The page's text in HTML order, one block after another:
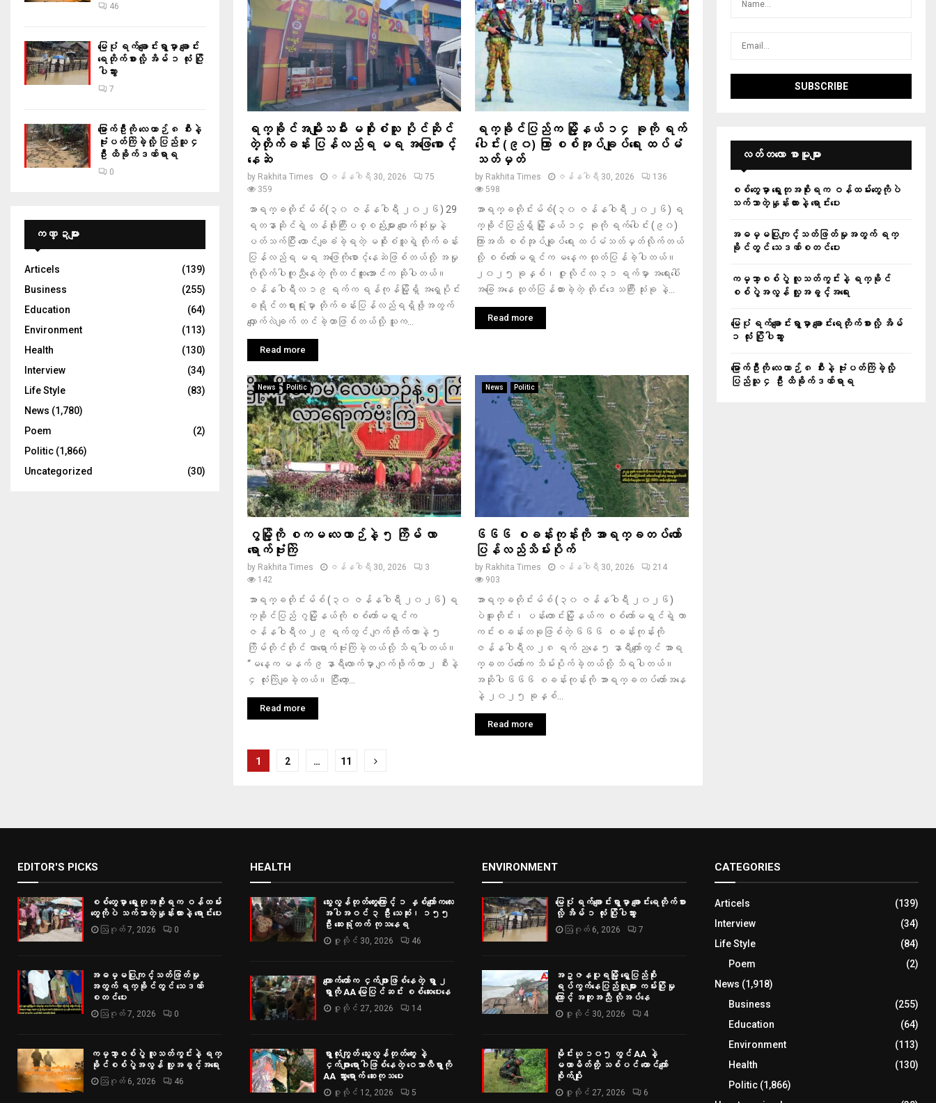
ရက္ခိုင်အမျိုးသမီး မစိုးစံသူ ပိုင်ဆိုင်
တဲ့တိုက်ခန်း ပြန်လည်ရ မရ အဖြေစောင့်
နေဆဲ
by Rakhita Times ဇန်နဝါရီ 30, 2026
75
359
အာရက္ခတိုင်းမ်စ်(၃၀ ဇန်နဝါရီ ၂၀၂၆) 29
ရတနာဆိုင်ရဲ့ တန်ဖိုးကြီးပစ္စည်းများ ပျောက်ဆုံးမှုနဲ့
ပတ်သက်ပြီး ထောင်ချခံခဲ့ရတဲ့ မစိုးစံသူရဲ့ တိုက်ခန်း
ပြန်လည်ရ မရ အဖြေကိုစောင့်နေဆဲဖြစ်တယ်လို့ အမှု
ကိုလိုက်ပါကူညီနေတဲ့ ကိုတင်ထူးအောင်က ဆိုပါတယ်။
ဇန်နဝါရီလ ၁၉ ရက်က ရန်ကုန်မြို့ရှိ အရှေ့ပိုင်း
ခရိုင်တရားရုံးမှာ တိုက်ခန်းပြန်လည်ရရှိဖို့အတွက်
လျှောက်လဲချက် တင်ခဲ့တာဖြစ်တယ်လို့ သူက...
Read more
ရက္ခိုင်ပြည်က မြို့နယ် ၁၄ ခုကို ရက်
ပေါင်း (၉၀) ကြာ စစ်အုပ်ချုပ်ရေး ထပ်မံ
သတ်မှတ်
by Rakhita Times ဇန်နဝါရီ 30, 2026
136
598
အာရက္ခတိုင်းမ်စ်(၃၀ ဇန်နဝါရီ ၂၀၂၆) ရ
က္ခိုင်ပြည်ရှိ မြို့နယ် ၁၄ ခုကို ရက်ပေါင်း (၉၀)
ကြာအထိ စစ်အုပ်ချုပ်ရေး ထပ်မံသတ်မှတ်လိုက်တယ်
လို့ စစ်ကော်မရှင်က မနေ့က ထုတ်ပြန်ခဲ့ပါတယ်။
၂၀၂၅ ခုနှစ်၊ ဇူလိုင်လ ၃၁ ရက်မှာ အရေးပေါ်
အခြေအနေ ထုတ်ပြန်ထားခဲ့တဲ့ တိုင်းဒေသကြီး သုံးခု နဲ့...
Read more
News Politic
ဂွမြို့ကို စကမ လေယာဉ်နဲ့ ၅ ကြိမ် လာ
ရောက်ဗုံးကြဲ
by Rakhita Times ဇန်နဝါရီ 30, 2026
3
142
အာရက္ခတိုင်းမ်စ် (၃၀ ဇန်နဝါရီ ၂၀၂၆) ရ
က္ခိုင်ပြည် ဂွမြို့နယ်ကို စစ်ကော်မရှင်က
ဇန်နဝါရီလ ၂၉ ရက်တွင် ဂျက်ဖိုက်တာနဲ့ ၅
ကြိမ်တိုင်တိုင် လာရောက်ဗုံးကြဲခဲ့တယ်လို့ သိရပါတယ်။
“မနေ့က မနက် ၉ နာရီလောက်မှာ ဂျက်ဖိုက်တာ ၂ စီးနဲ့
၄ လုံးကြဲချခဲ့တယ်။ ပြီးတော့...
Read more
News Politic
၆၆၆ စခန်းကုန်းကို အာရက္ခတပ်တော်
ပြန်လည်သိမ်းပိုက်
by Rakhita Times ဇန်နဝါရီ 30, 2026
214
903
အာရက္ခတိုင်းမ်စ် (၃၀ ဇန်နဝါရီ ၂၀၂၆)
ပဲခူးတိုင်း၊ ပန်းတောင်းမြို့နယ်က စစ်ကော်မရှင်ရဲ့ ကာ
ကင်းစခန်းတခုဖြစ်တဲ့ ၆၆၆ စခန်းကုန်းကို
ဇန်နဝါရီလ ၂၈ ရက် ညနေ ၅ နာရီကျော်တွင် အာရ
က္ခတပ်တော်က သိမ်းပိုက်ခဲ့တယ်လို့ သိရပါတယ်။
အဆိုပါ ၆၆၆ စခန်းကုန်းကို အာရက္ခတပ်တော်အနေ
နဲ့ ၂၀၂၅ ခုနှစ်...
Read more
ပို့
ခွဲ
ခြင်း
1 2 … 11
46
မြေပုံ ရက်ချောင်းရွာမှာ ချောင်း
ရေတိုက်စားလို့ အိမ် ၁ လုံး ပြို
ပါသွား
7
မြောက်ဦးကို လေယာဉ် ၈ စီးနဲ့
ဗုံးပတ်ကြဲခဲ့လို့ ပြည်သူ ၄
ဦး ထိခိုက်ဒဏ်ရာရ
0
ကဏ္ဍများ
Articels
(139)
Business
(255)
Education
(64)
Environment
(113)
Health
(130)
Interview
(34)
Life Style
(83)
News (1,780)
Poem
(2)
Politic (1,866)
Uncategorized
(30)
လတ်တ‌လော စာမူများ
စစ်တွေမှာ ရွေးတုအစိုးရက ဝန်ထမ်းတွေကိုပဲ
သက်သာတဲ့နှုန်းထားနဲ့ ရောင်းပေး
အဓမ္မပြုကျင့်သတ်ဖြတ်မှုအတွက် ရက္
ခိုင်တွင် သေဒဏ်စတင်ပေး
ကမ္ဘာ့စစ်ပွဲ လူသတ်ကွင်းနဲ့ ရက္ခိုင်
စစ်ပွဲအလွန် လူ့အခွင့်အရေး
မြေပုံ ရက်ချောင်းရွာမှာ ချောင်းရေတိုက်စားလို့ အိမ်
၁ လုံး ပြိုပါသွား
မြောက်ဦးကို လေယာဉ် ၈ စီးနဲ့ ဗုံးပတ်ကြဲခဲ့လို့
ပြည်သူ ၄ ဦး ထိခိုက်ဒဏ်ရာရ
EDITOR'S PICKS
စစ်တွေမှာ ရွေးတုအစိုးရက ဝန်ထမ်း
တွေကိုပဲ သက်သာတဲ့နှုန်းထားနဲ့ ရောင်းပေး
ဩဂုတ် 7, 2026 0
အဓမ္မပြုကျင့်သတ်ဖြတ်မှု
အတွက် ရက္ခိုင်တွင် သေဒဏ်
စတင်ပေး
ဩဂုတ် 7, 2026 0
ကမ္ဘာ့စစ်ပွဲ လူသတ်ကွင်းနဲ့ ရက္
ခိုင်စစ်ပွဲအလွန် လူ့အခွင့်အရေး
ဩဂုတ် 6, 2026 46
HEALTH
သွေးလွန်တုတ်ကွေးကြောင့် ၁ နှစ်ကျော်ကလေး
အပါအဝင် ၃ ဦး သေဆုံး၊ ၁၅၅
ဦး ဆေးရုံတက် ကုသနေရ
ဇူလိုင် 30, 2026 46
ကျောက်တော်က ငှက်ဖျားဖြစ်နေတဲ့ ရွာ ၂
ရွာကို AA မြေပြင်ဆင်း စစ်‌ဆေးပေးနေ
ဇူလိုင် 27, 2026 14
ရွာလုံးကျွတ် သွေးလွန်တုတ်ကွေး နဲ့
ငှက်ဖျားရောဂါဖြစ်နေတဲ့ ဝေသာလီရွာကို
AA သွားရောက် ဆေးကုသပေး
ဇူလိုင် 12, 2026 5
ENVIRONMENT
မြေပုံ ရက်ချောင်းရွာမှာ ချောင်းရေတိုက်စား
လို့ အိမ် ၁ လုံး ပြိုပါသွား
ဩဂုတ် 6, 2026 7
အဥ္ဇနပူရမြို့ ရွှေပြည်စိုး
ရပ်ကွက်နေပြည်သူများ ကမ်းပြိုမှု
ကြောင့် အကူအညီ လိုအပ်နေ
ဇူလိုင် 30, 2026 4
မိုင်းယု ၁၀၅ တွင် AA နဲ့
မဟာမိတ်တို့ သစ်ပင် ထောင်ကျော်
စိုက်ပျိုး
ဇူလိုင် 27, 2026 6
CATEGORIES
Articels
(139)
Interview
(34)
Life Style
(84)
Poem
(2)
News (1,918)
Business
(255)
Education
(64)
Environment
(113)
Health
(130)
Politic(1,866)